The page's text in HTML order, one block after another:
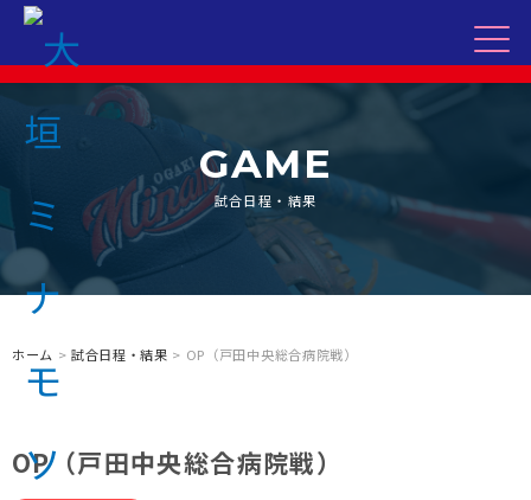
GAME
試合日程・結果
ホーム >試合日程・結果 > OP（戸田中央総合病院戦）
OP（戸田中央総合病院戦）